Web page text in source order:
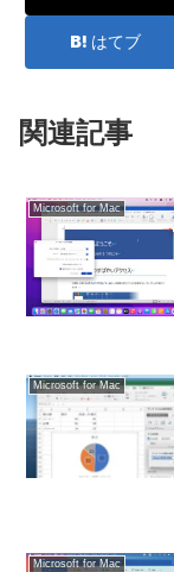
はてブ
関連記事
Microsoft for Mac
Microsoft for Mac
Microsoft for Mac